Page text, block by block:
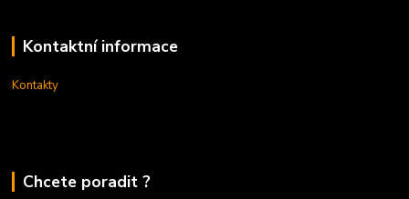
Kontaktní informace
Kontakty
Chcete poradit ?